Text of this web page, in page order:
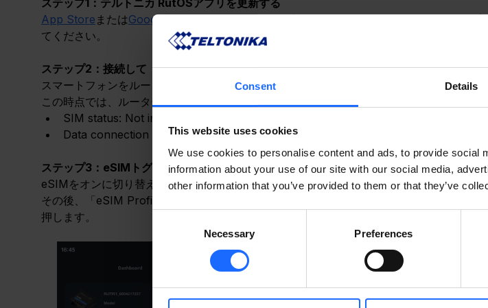
Consent Details
This website uses cookies
We use cookies to personalise content and ads, to provide social
information about your use of our site with our social media,
other information that you’ve provided to them or that they’ve
Necessary Preferences
App Store またはGoogle Playで配信されている最新バージョンのテルトニカ RutOSアプ
てください。
ステップ2：接続して「Mobile」へ移動する
スマートフォンをルーターのWi-Fiに接続し、アプリを開いて「Mobile」セクションへ移動
この時点では、ルーターに以下の状態が表示されます。
SIM status: Not inserted
Data connection state: Disconnected
ステップ3：eSIMトグルを有効にする
eSIMをオンに切り替えます。
その後、「eSIM Profiles」セクションへ移動し、「SIM Slots」パネル下部にある「+
押します。